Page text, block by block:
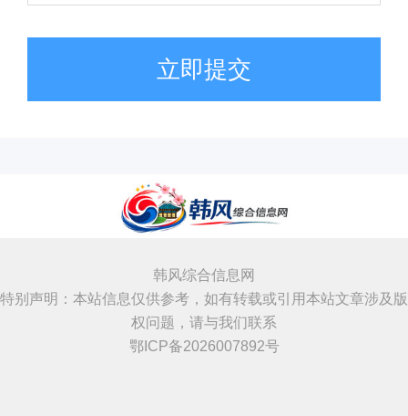
立即提交
韩风综合信息网
特别声明：本站信息仅供参考，如有转载或引用本站文章涉及版
权问题，请与我们联系
鄂ICP备2026007892号